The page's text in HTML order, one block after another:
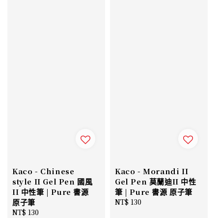
Kaco - Chinese
style II Gel Pen 國風
II 中性筆 | Pure 書源
原子筆
Regular
NT$ 130
Kaco - Morandi II
Gel Pen 莫蘭迪II 中性
筆 | Pure 書源 原子筆
Regular
NT$ 130